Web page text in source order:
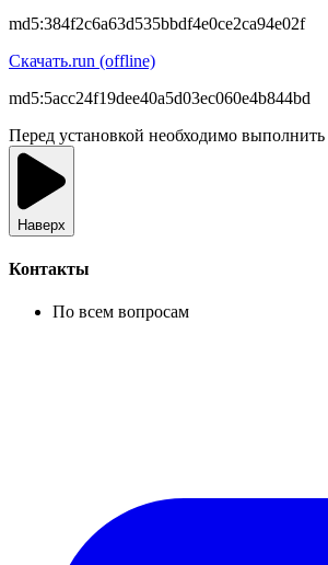
md5:384f2c6a63d535bbdf4e0ce2ca94e02f
Скачать.run (offline)
md5:5acc24f19dee40a5d03ec060e4b844bd
Перед установкой необходимо выполнить
Наверх
Контакты
По всем вопросам